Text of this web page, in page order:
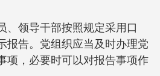
领导干部按照规定采用口
报告。党组织应当及时办理党
项，必要时可以对报告事项作